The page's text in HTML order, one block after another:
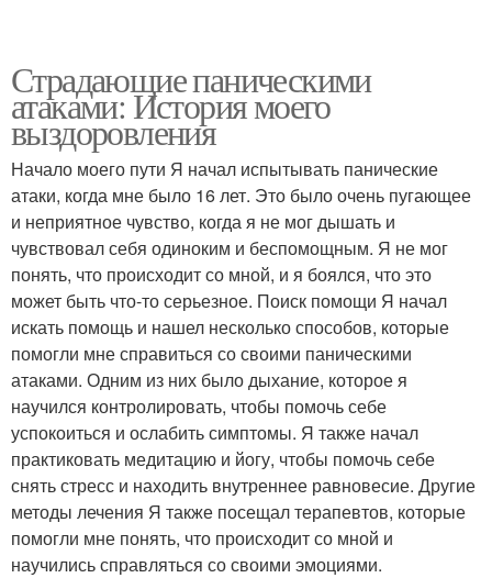
Страдающие паническими
атаками: История моего
выздоровления
Начало моего пути Я начал испытывать панические
атаки, когда мне было 16 лет. Это было очень пугающее
и неприятное чувство, когда я не мог дышать и
чувствовал себя одиноким и беспомощным. Я не мог
понять, что происходит со мной, и я боялся, что это
может быть что-то серьезное. Поиск помощи Я начал
искать помощь и нашел несколько способов, которые
помогли мне справиться со своими паническими
атаками. Одним из них было дыхание, которое я
научился контролировать, чтобы помочь себе
успокоиться и ослабить симптомы. Я также начал
практиковать медитацию и йогу, чтобы помочь себе
снять стресс и находить внутреннее равновесие. Другие
методы лечения Я также посещал терапевтов, которые
помогли мне понять, что происходит со мной и
научились справляться со своими эмоциями.